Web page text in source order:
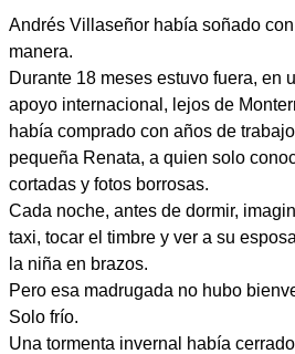
Andrés Villaseñor había soñado
manera.
Durante 18 meses estuvo fuera, en
apoyo internacional, lejos de
había comprado con años de
pequeña Renata, a quien solo
cortadas y fotos borrosas.
Cada noche, antes de dormir,
taxi, tocar el timbre y ver a su
la niña en brazos.
Pero esa madrugada no hubo
Solo frío.
Una tormenta invernal había